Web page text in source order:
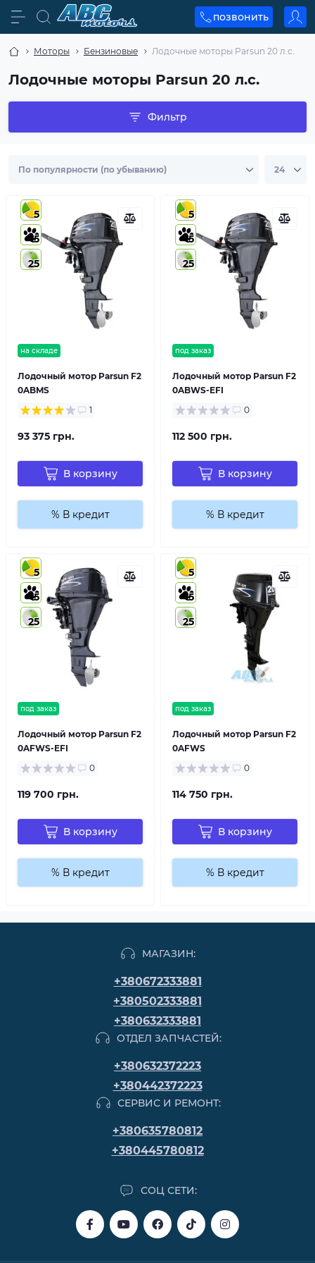
позвонить
Моторы Бензиновые Лодочные моторы Parsun 20 л.с.
Лодочные моторы Parsun 20 л.с.
Фильтр
на складе
Лодочный мотор Parsun F2
0ABMS
5
5
25
1
93 375 грн.
В корзину
% В кредит
под заказ
Лодочный мотор Parsun F2
0ABWS-EFI
5
5
25
0
112 500 грн.
В корзину
% В кредит
под заказ
Лодочный мотор Parsun F2
0AFWS-EFI
5
5
25
0
119 700 грн.
В корзину
% В кредит
под заказ
Лодочный мотор Parsun F2
0AFWS
5
5
25
0
114 750 грн.
В корзину
% В кредит
МАГАЗИН:
+380672333881
+380502333881
+380632333881
ОТДЕЛ ЗАПЧАСТЕЙ:
+380632372223
+380442372223
СЕРВИС И РЕМОНТ:
+380635780812
+380445780812
СОЦ СЕТИ: